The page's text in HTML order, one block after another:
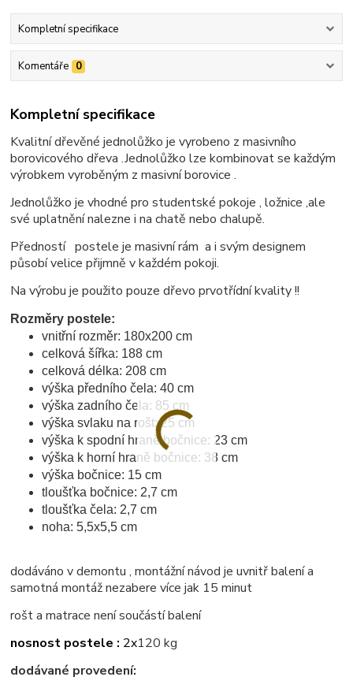
Kompletní specifikace
Komentáře 0
Kompletní specifikace
Kvalitní dřevěné jednolůžko je vyrobeno z masivního
borovicového dřeva .Jednolůžko lze kombinovat se každým
výrobkem vyroběným z masivní borovice .
Jednolůžko je vhodné pro studentské pokoje , ložnice ,ale
své uplatnění nalezne i na chatě nebo chalupě.
Předností postele je masivní rám a i svým designem
působí velice přijmně v každém pokoji.
Na výrobu je použito pouze dřevo prvotřídní kvality !!
Rozměry postele:
vnitřní rozměr: 180x200 cm
celková šířka: 188 cm
celková délka: 208 cm
výška předního čela: 40 cm
výška zadního čela: 85 cm
výška svlaku na rošt: 25 cm
výška k spodní hraně bočnice: 23 cm
výška k horní hraně bočnice: 38 cm
výška bočnice: 15 cm
tloušťka bočnice: 2,7 cm
tloušťka čela: 2,7 cm
noha: 5,5x5,5 cm
dodáváno v demontu , montážní návod je uvnitř balení a
samotná montáž nezabere více jak 15 minut
rošt a matrace není součástí balení
nosnost postele : 2x120 kg
dodávané provedení: